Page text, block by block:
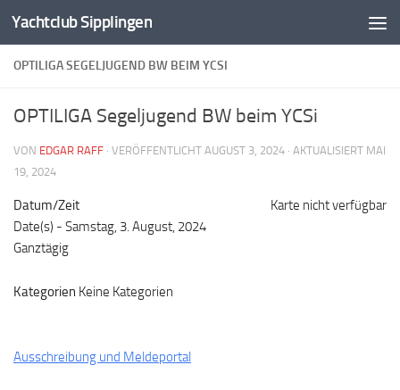
Zum Inhalt springen
Yachtclub Sipplingen
OPTILIGA SEGELJUGEND BW BEIM YCSI
OPTILIGA Segeljugend BW beim YCSi
VON EDGAR RAFF · VERÖFFENTLICHT AUGUST 3, 2024 · AKTUALISIERT MAI
19, 2024
Karte nicht verfügbar
Datum/Zeit
Date(s) - Samstag, 3. August, 2024
Ganztägig
Kategorien Keine Kategorien
Ausschreibung und Meldeportal